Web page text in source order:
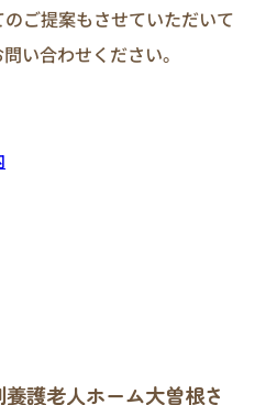
ご提案もさせていただいて
い合わせください。
護老人ホーム大曽根さ